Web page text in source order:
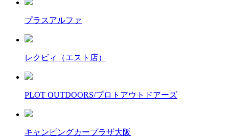
プラスアルファ
レクビィ（エスト店）
PLOT OUTDOORS/プロトアウトドアーズ
キャンピングカープラザ大阪